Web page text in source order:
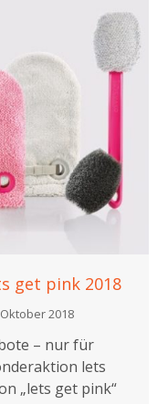
get pink 2018
2018
– nur für
lets
„lets get pink“